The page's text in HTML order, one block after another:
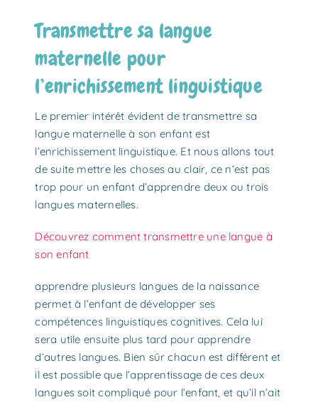
Transmettre sa langue
maternelle pour
l’enrichissement linguistique
Le premier intérêt évident de transmettre sa
langue maternelle à son enfant est
l’enrichissement linguistique. Et nous allons tout
de suite mettre les choses au clair, ce n’est pas
trop pour un enfant d’apprendre deux ou trois
langues maternelles.
Découvrez comment transmettre une langue à
son enfant
apprendre plusieurs langues de la naissance
permet à l’enfant de développer ses
compétences linguistiques cognitives. Cela lui
sera utile ensuite plus tard pour apprendre
d’autres langues. Bien sûr chacun est différent et
il est possible que l’apprentissage de ces deux
langues soit compliqué pour l’enfant, et qu’il n’ait